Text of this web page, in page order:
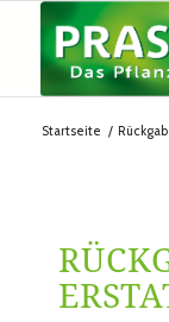
Startseite /